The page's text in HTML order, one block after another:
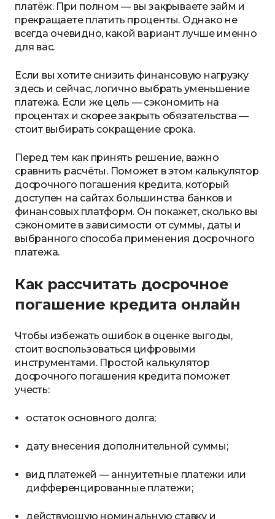
платёж. При полном — вы закрываете займ и
прекращаете платить проценты. Однако не
всегда очевидно, какой вариант лучше именно
для вас.
Если вы хотите снизить финансовую нагрузку
здесь и сейчас, логично выбрать уменьшение
платежа. Если же цель — сэкономить на
процентах и скорее закрыть обязательства —
стоит выбирать сокращение срока.
Перед тем как принять решение, важно
сравнить расчёты. Поможет в этом калькулятор
досрочного погашения кредита, который
доступен на сайтах большинства банков и
финансовых платформ. Он покажет, сколько вы
сэкономите в зависимости от суммы, даты и
выбранного способа применения досрочного
платежа.
Как рассчитать досрочное
погашение кредита онлайн
Чтобы избежать ошибок в оценке выгоды,
стоит воспользоваться цифровыми
инструментами. Простой калькулятор
досрочного погашения кредита поможет
учесть:
остаток основного долга;
дату внесения дополнительной суммы;
вид платежей — аннуитетные платежи или
дифференцированные платежи;
действующую номинальную ставку и